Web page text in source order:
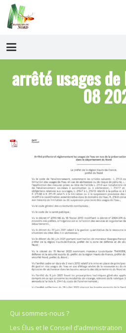
arrêté usages de
08
Qui sommes-nous ?
Les Élus et le Conseil d’administration